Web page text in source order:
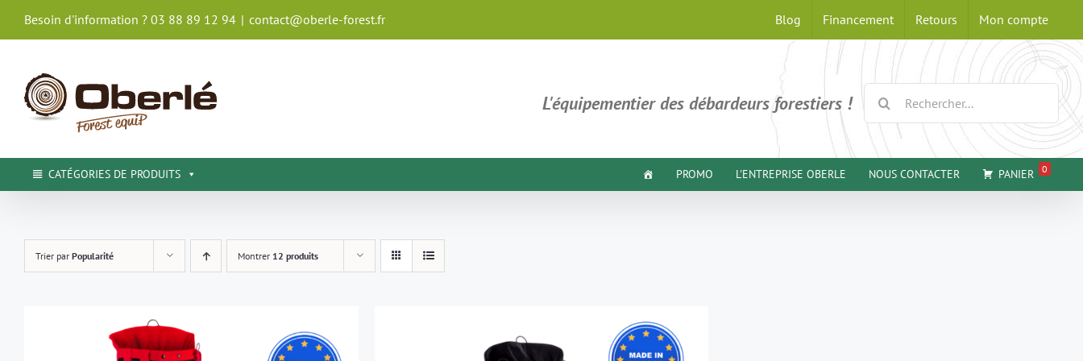
Besoin d'information ? 03 88 89 12 94 | contact@oberle-forest.fr Blog Financement Retours Mon compte
L'équipementier des débardeurs forestiers !
CATÉGORIES DE PRODUITS PANIER 0
NOUS CONTACTER
L'ENTREPRISE OBERLE
PROMO
Trier par Popularité Montrer 12 produits